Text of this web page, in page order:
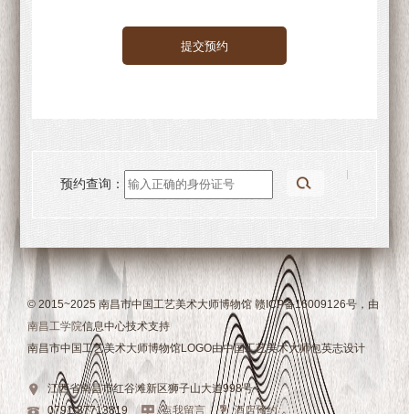
预约查询：
© 2015~2025 南昌市中国工艺美术大师博物馆 赣ICP备16009126号，由
南昌工学院信息中心技术支持
南昌市中国工艺美术大师博物馆LOGO由中国工艺美术大师包英志设计
江西省南昌市红谷滩新区狮子山大道998号
0791-87713819
点我留言 酒店预约